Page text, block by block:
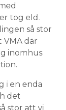
tog eld.
så stor
där
inomhus
i en enda
det
stor att vi